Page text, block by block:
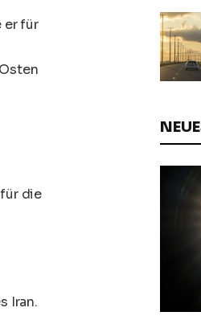
er für
die
Iran.